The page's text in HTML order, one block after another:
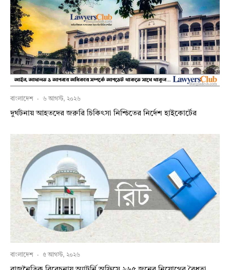
বাংলাদেশ · ৬ আগস্ট, ২০২৬
দুর্ঘটনায় আহতদের জরুরি চিকিৎসা নিশ্চিতের নির্দেশ হাইকোর্টের
বাংলাদেশ · ৫ আগস্ট, ২০২৬